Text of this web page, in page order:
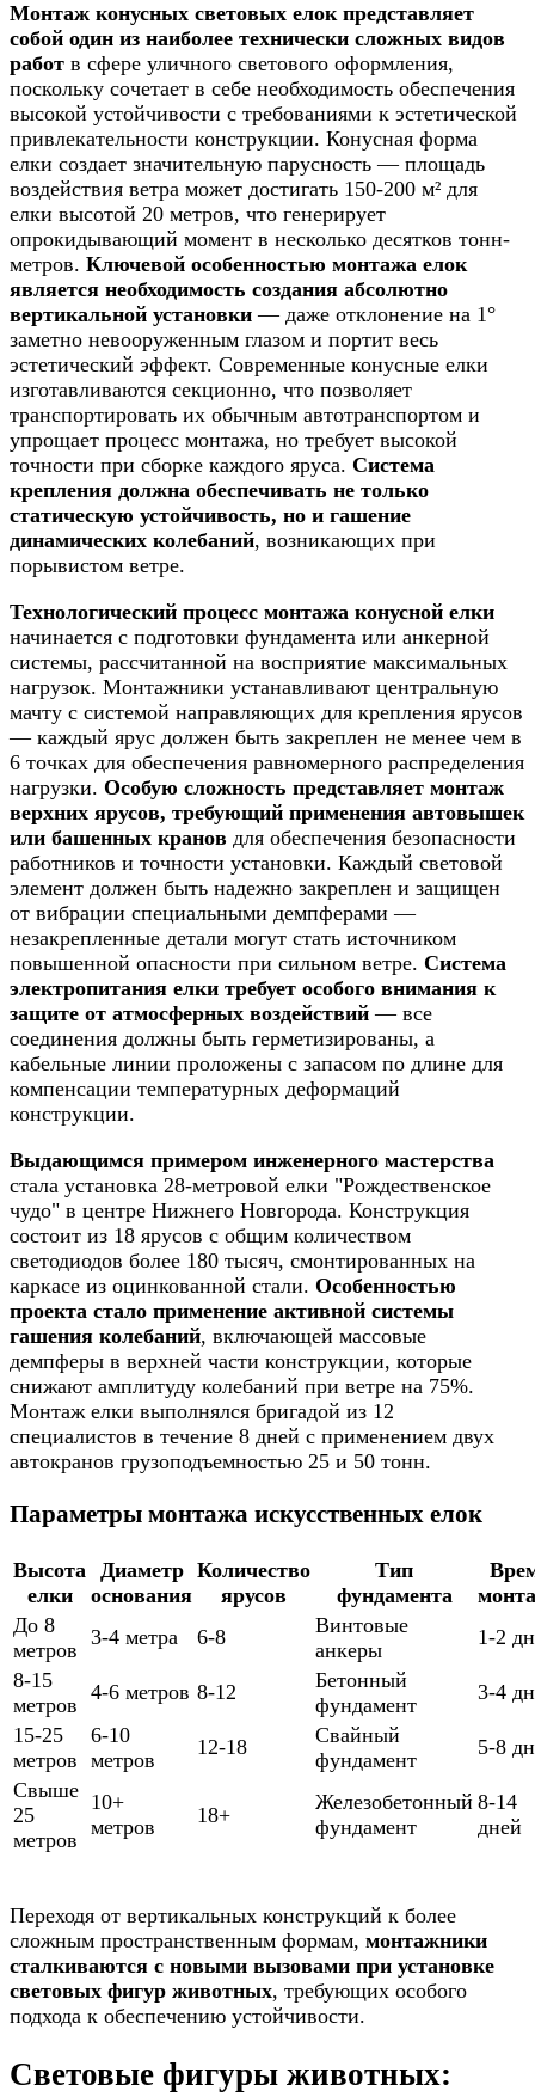
Монтаж конусных световых елок представляет
собой один из наиболее технически сложных видов
работ в сфере уличного светового оформления,
поскольку сочетает в себе необходимость обеспечения
высокой устойчивости с требованиями к эстетической
привлекательности конструкции. Конусная форма
елки создает значительную парусность — площадь
воздействия ветра может достигать 150-200 м² для
елки высотой 20 метров, что генерирует
опрокидывающий момент в несколько десятков тонн-
метров. Ключевой особенностью монтажа елок
является необходимость создания абсолютно
вертикальной установки — даже отклонение на 1°
заметно невооруженным глазом и портит весь
эстетический эффект. Современные конусные елки
изготавливаются секционно, что позволяет
транспортировать их обычным автотранспортом и
упрощает процесс монтажа, но требует высокой
точности при сборке каждого яруса. Система
крепления должна обеспечивать не только
статическую устойчивость, но и гашение
динамических колебаний, возникающих при
порывистом ветре.
Технологический процесс монтажа конусной елки
начинается с подготовки фундамента или анкерной
системы, рассчитанной на восприятие максимальных
нагрузок. Монтажники устанавливают центральную
мачту с системой направляющих для крепления ярусов
— каждый ярус должен быть закреплен не менее чем в
6 точках для обеспечения равномерного распределения
нагрузки. Особую сложность представляет монтаж
верхних ярусов, требующий применения автовышек
или башенных кранов для обеспечения безопасности
работников и точности установки. Каждый световой
элемент должен быть надежно закреплен и защищен
от вибрации специальными демпферами —
незакрепленные детали могут стать источником
повышенной опасности при сильном ветре. Система
электропитания елки требует особого внимания к
защите от атмосферных воздействий — все
соединения должны быть герметизированы, а
кабельные линии проложены с запасом по длине для
компенсации температурных деформаций
конструкции.
Выдающимся примером инженерного мастерства
стала установка 28-метровой елки "Рождественское
чудо" в центре Нижнего Новгорода. Конструкция
состоит из 18 ярусов с общим количеством
светодиодов более 180 тысяч, смонтированных на
каркасе из оцинкованной стали. Особенностью
проекта стало применение активной системы
гашения колебаний, включающей массовые
демпферы в верхней части конструкции, которые
снижают амплитуду колебаний при ветре на 75%.
Монтаж елки выполнялся бригадой из 12
специалистов в течение 8 дней с применением двух
автокранов грузоподъемностью 25 и 50 тонн.
Параметры монтажа искусственных елок
Высота
елки
Диаметр
основания
Количество
ярусов
Тип
фундамента
До 8
метров
3-4 метра 6-8
Винтовые
анкеры
1-2
8-15
метров
4-6 метров 8-12
Бетонный
фундамент
3-4
15-25
метров
6-10
метров
12-18
Свайный
фундамент
5-8
Свыше
25
метров
10+
метров
18+
Железобетонный
фундамент
8-14
дней
Переходя от вертикальных конструкций к более
сложным пространственным формам, монтажники
сталкиваются с новыми вызовами при установке
световых фигур животных, требующих особого
подхода к обеспечению устойчивости.
Световые фигуры животных: